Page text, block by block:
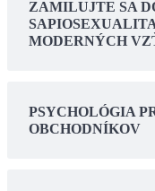
ZAMILUJTE SA
MODERNÝCH
PSYCHOLÓGIA
OBCHODNÍKOV